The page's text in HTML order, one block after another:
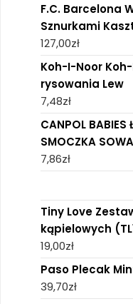
F.C. Barcelona
Sznurkami
127,00zł
Koh-I-Noor
rysowania Lew
7,48zł
CANPOL BABIES
SMOCZKA
7,86zł
Tiny Love
kąpielowych
19,00zł
Paso Plecak
39,70zł